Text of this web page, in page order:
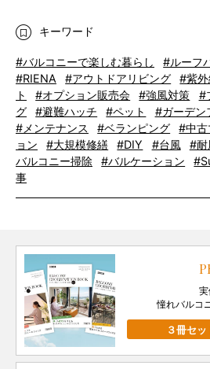
キーワード
#バルコニーで楽しむ暮らし #ルーフ
#RIENA
#アウトドアリビング #紫
ト
#オプション販売会 #強風対策 #
グ
#避難ハッチ #ペット #ガーデン
#メンテナンス
#ベランピング #中古
ョン
#大規模修繕 #DIY #台風 #耐
バルコニー掃除
#バルケーション
事
憧れバルコ
３冊セッ